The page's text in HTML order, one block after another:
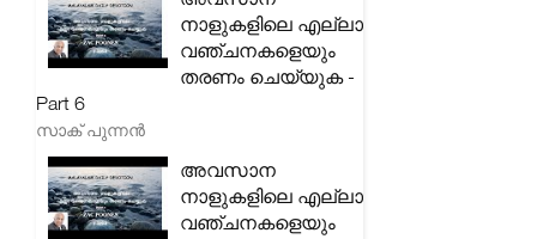
നാളുകളിലെ എല്ലാ
വഞ്ചനകളെയും
തരണം ചെയ്യുക -
Part 6
സാക് പുന്നൻ
അവസാന
നാളുകളിലെ എല്ലാ
വഞ്ചനകളെയും